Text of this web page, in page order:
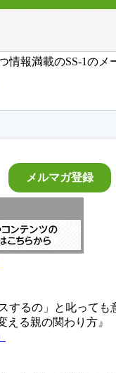
するの」と叱っても
える親の関わり方』